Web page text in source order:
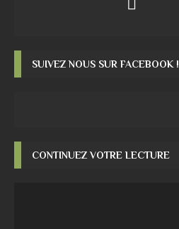
SUIVEZ NOUS SUR FACEBOOK !
CONTINUEZ VOTRE LECTURE